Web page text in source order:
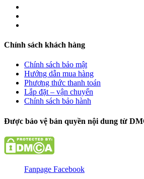
Chính sách khách hàng
Chính sách bảo mật
Hướng dẫn mua hàng
Phương thức thanh toán
Lắp đặt – vận chuyển
Chính sách bảo hành
Được bảo vệ bản quyền nội dung từ
Fanpage Facebook